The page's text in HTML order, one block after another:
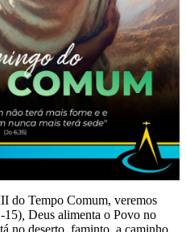
do Tempo Comum, veremos
15) Deus alimenta o Povo no
no deserto, faminto, a caminho